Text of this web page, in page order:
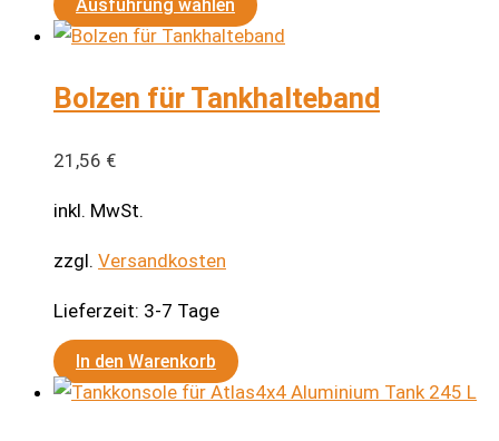
Ausführung wählen
Produkt
mehrere
Bolzen für Tankhalteband
21,56 €
inkl. MwSt.
zzgl. Versandkosten
Lieferzeit: 3-7 Tage
In den Warenkorb